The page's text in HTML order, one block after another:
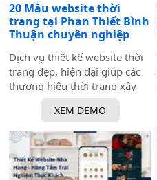
20 Mẫu website thời
trang tại Phan Thiết Bình
Thuận chuyên nghiệp
Dịch vụ thiết kế website thời
trang đẹp, hiện đại giúp các
thương hiệu thời trang xây
dựng hình ảnh ấn tượng và
chuyên nghiệp. Với giao diện
tinh tế, dễ dàng duyệt sản
phẩm, và tích hợp tính năng
mua sắm trực tuyến.
XEM DEMO